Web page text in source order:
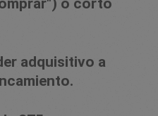
o corto
adquisitivo a